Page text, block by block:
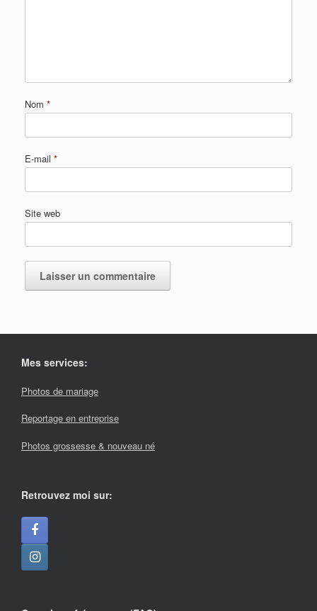
Nom *
E-mail *
Site web
Mes services:
Photos de mariage
Reportage en entreprise
Photos grossesse & nouveau né
Retrouvez moi sur: